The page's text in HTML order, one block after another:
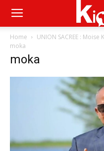
Home
UNION SACREE :
moka
moka